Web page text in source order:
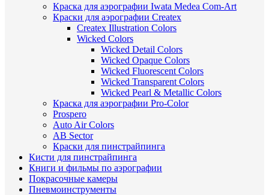
Краска для аэрографии Iwata Medea Com-Art
Краски для аэрографии Createx
Createx Illustration Colors
Wicked Colors
Wicked Detail Colors
Wicked Opaque Colors
Wicked Fluorescent Colors
Wicked Transparent Colors
Wicked Pearl & Metallic Colors
Краска для аэрографии Pro-Color
Prospero
Auto Air Colors
AB Sector
Краски для пинстрайпинга
Кисти для пинстрайпинга
Книги и фильмы по аэрографии
Покрасочные камеры
Пневмоинструменты